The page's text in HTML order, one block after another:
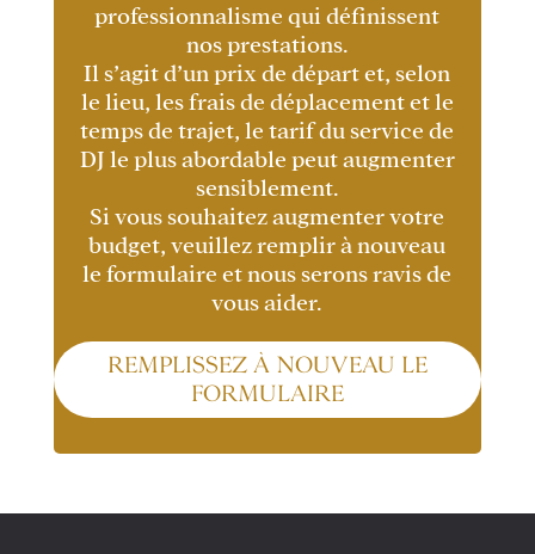
professionnalisme qui définissent
nos prestations.
Il s’agit d’un prix de départ et, selon
le lieu, les frais de déplacement et le
temps de trajet, le tarif du service de
DJ le plus abordable peut augmenter
sensiblement.
Si vous souhaitez augmenter votre
budget, veuillez remplir à nouveau
le formulaire et nous serons ravis de
vous aider.
REMPLISSEZ À NOUVEAU LE
FORMULAIRE